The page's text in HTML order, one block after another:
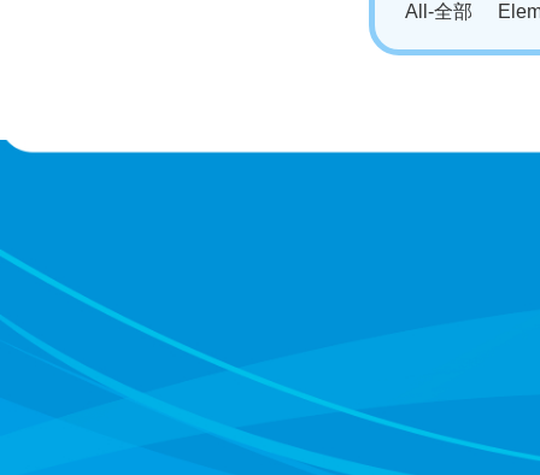
All-全部